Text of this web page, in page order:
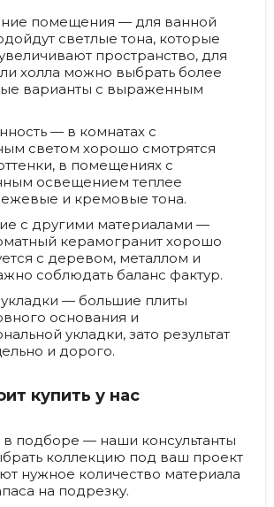
помещения — для ванной
светлые тона, которые
пространство, для
холла можно выбрать более
варианты с выраженным
— в комнатах с
светом хорошо смотрятся
в помещениях с
освещением теплее
и кремовые тона.
с другими материалами —
керамогранит хорошо
с деревом, металлом и
соблюдать баланс фактур.
— большие плиты
основания и
укладки, зато результат
и дорого.
купить у нас
подборе — наши консультанты
коллекцию под ваш проект
нужное количество материала
на подрезку.